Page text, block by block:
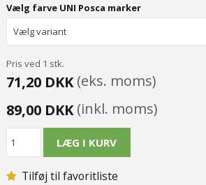
Vælg farve UNI Posca marker
Pris ved 1 stk.
71,20 DKK(eks. moms)
89,00 DKK(inkl. moms)
Tilføj til favoritliste